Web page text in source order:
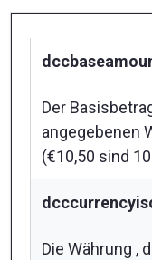
Der
angegebenen
(€10,50 sind
Die Währung ,